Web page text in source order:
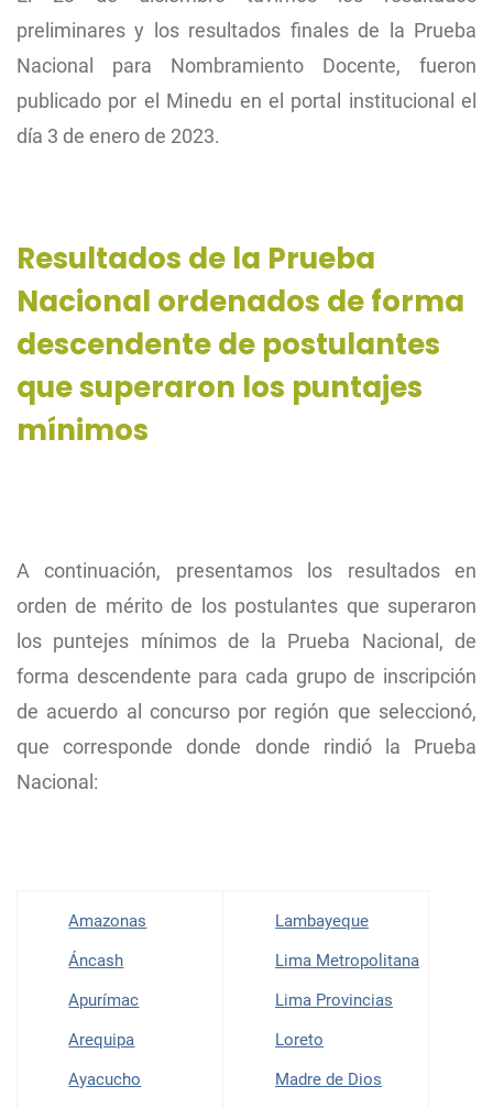
preliminares y los resultados finales de la Prueba
Nacional para Nombramiento Docente, fueron
publicado por el Minedu en el portal institucional el
día 3 de enero de 2023.
Resultados de la Prueba
Nacional ordenados de forma
descendente de postulantes
que superaron los puntajes
mínimos
A continuación, presentamos los resultados en
orden de mérito de los postulantes que superaron
los puntejes mínimos de la Prueba Nacional, de
forma descendente para cada grupo de inscripción
de acuerdo al concurso por región que seleccionó,
que corresponde donde donde rindió la Prueba
Nacional:
Amazonas
Áncash
Apurímac
Arequipa
Ayacucho
Lambayeque
Lima Metropolitana
Lima Provincias
Loreto
Madre de Dios